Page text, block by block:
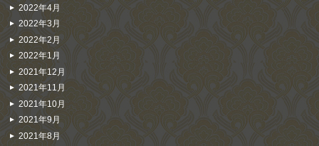
2022年4月
2022年3月
2022年2月
2022年1月
2021年12月
2021年11月
2021年10月
2021年9月
2021年8月